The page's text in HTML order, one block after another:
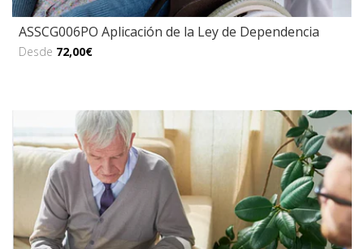
ASSCG006PO Aplicación de la Ley de Dependencia
Desde 72,00€